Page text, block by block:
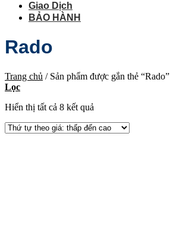
Giao Dịch
BẢO HÀNH
Rado
Trang chủ /Sản phẩm được gắn thẻ “Rado”
Lọc
Hiển thị tất cả 8 kết quả